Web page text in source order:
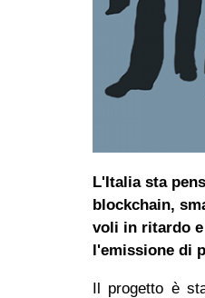
L'Italia sta
blockchain,
voli in ritardo e
l'emissione di
Il progetto è